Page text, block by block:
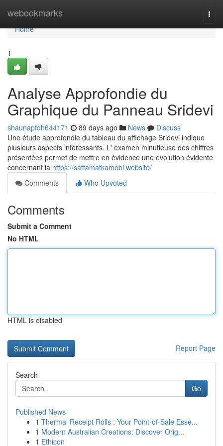
webookmarks
Home
Home
1
Analyse Approfondie du
Graphique du Panneau Sridevi
shaunapfdh644171 89 days ago News
Discuss
Une étude approfondie du tableau du affichage Sridevi indique
plusieurs aspects intéressants. L' examen minutieuse des chiffres
présentées permet de mettre en évidence une évolution évidente
concernant la https://sattamatkamobi.website/
Comments
Who Upvoted
Comments
Submit a Comment
No HTML
HTML is disabled
Report Page
Search
Go
Published News
1 Thermal Receipt Rolls : Your Point-of-Sale Esse...
1 Modern Australian Creations: Discover Orig...
1 Ethicon